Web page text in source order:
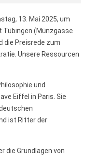
13. Mai 2025, um
Tübingen (Münzgasse
die Preisrede zum
Unsere Ressourcen
und
Eiffel in Paris. Sie
ist Ritter der
die Grundlagen von